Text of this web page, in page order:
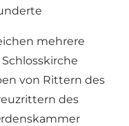
mehrere
von Rittern des
des